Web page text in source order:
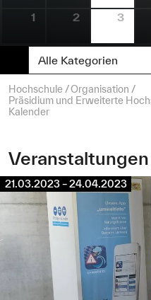
1 2 3
Seitenpfad:
Hochschule
Organisation
Präsidium und Erweiterte
Kalender
21.03.2023 – 24.04.2023